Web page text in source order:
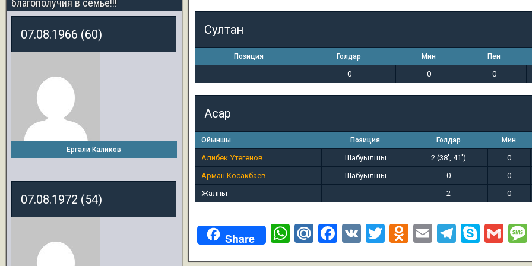
Султан
Позиция Голдар Мин Пен
0 0 0
Асар
Ойыншы Позиция Голдар Мин
Алибек Утегенов Шабуылшы 2 (38', 41') 0
Арман Косакбаев
Шабуылшы 0 0
Жалпы
2 0
Share
W
M
F
V
T
O
E
T
S
G
благополучия в семье!!!
07.08.1966 (60)
Ергали Каликов
07.08.1972 (54)